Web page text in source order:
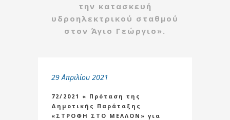
την κατασκευή
υδροηλεκτρικού σταθμού
στον Άγιο Γεώργιο».
29 Απριλίου 2021
72/2021 « Πρόταση της
Δημοτικής Παράταξης
«ΣΤΡΟΦΗ ΣΤΟ ΜΕΛΛΟΝ» για